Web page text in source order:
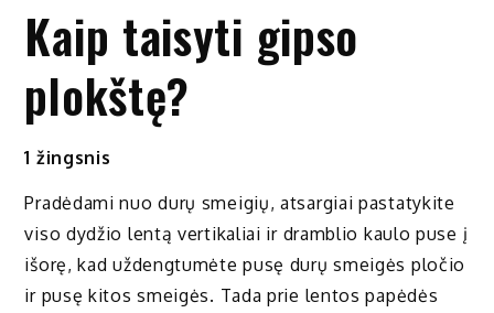
Kaip taisyti gipso
plokštę?
1 žingsnis
Pradėdami nuo durų smeigių, atsargiai pastatykite
viso dydžio lentą vertikaliai ir dramblio kaulo puse į
išorę, kad uždengtumėte pusę durų smeigės pločio
ir pusę kitos smeigės. Tada prie lentos papėdės